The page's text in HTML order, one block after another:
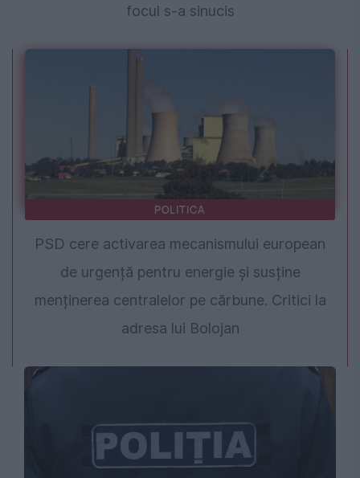
focul s-a sinucis
POLITICA
PSD cere activarea mecanismului european
de urgență pentru energie și susține
menținerea centralelor pe cărbune. Critici la
adresa lui Bolojan